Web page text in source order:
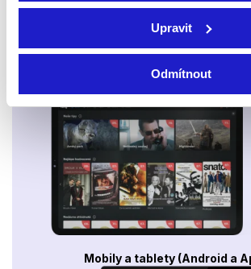
Upravit
Odmítnout
Mobily a tablety (Android a